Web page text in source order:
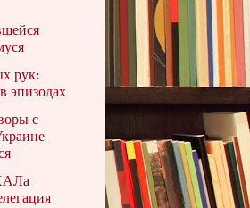
рук:
эпизодах
с